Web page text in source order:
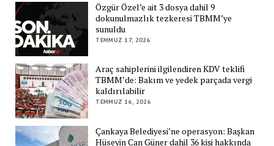
Özgür Özel’e ait 3 dosya dahil 9
dokunulmazlık tezkeresi TBMM’ye
sunuldu
TEMMUZ 17, 2026
Araç sahiplerini ilgilendiren KDV teklifi
TBMM’de: Bakım ve yedek parçada vergi
kaldırılabilir
TEMMUZ 16, 2026
Çankaya Belediyesi’ne operasyon: Başkan
Hüseyin Can Güner dahil 36 kişi hakkında